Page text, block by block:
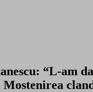
“L-am
Mostenirea